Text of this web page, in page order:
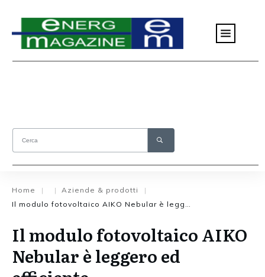
Home | | Aziende & prodotti
|
Il modulo fotovoltaico AIKO
Nebular è leggero ed